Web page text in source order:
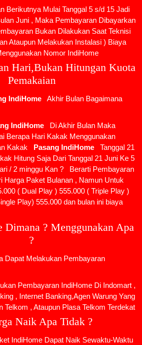
Berikutnya Mulai Tanggal 5 s/d 15 Jadi
Juni , Maka Pembayaran Dibayarkan
Bukan Dilakukan Saat Teknisi
Ataupun Melakukan Instalasi ) Biaya
Nomor IndiHome
Hari,Bukan Hitungan Kuota
Pemakaian
IndiHome
Akhir Bulan Bagaimana
IndiHome
Di Akhir Bulan Maka
Berapa Hari Kakak Menggunakan
Kakak
Pasang IndiHome
Tanggal 21
Hitung Saja Dari Tanggal 21 Juni Ke 5
/ 2 minggu Kan ? Berarti Pembayaran
Harga Paket Bulanan , Namun Untuk
( Dual Play ) 555.000 ( Triple Play )
Play) 555.000 dan bulan ini biaya
Dimana ? Menggunakan Apa
?
Melakukan Pembayaran
Pembayaran IndiHome Di Indomart ,
, Internet Banking,Agen Warung Yang
Telkom , Ataupun Plasa Telkom Terdekat
Naik Apa Tidak ?
IndiHome Dapat Naik Sewaktu-Waktu